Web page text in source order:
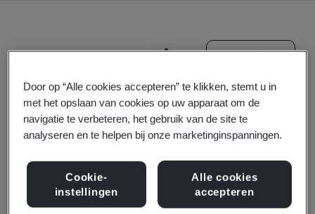
Delen: Upgraden
Genpact India Private Limited
6th Floor, Campus-10
Unit 601 & 602,RMZ-One Paramount
Mount Poonamallee High Road, Porur
Chennai
Door op “Alle cookies accepteren” te klikken, stemt u in
met het opslaan van cookies op uw apparaat om de
navigatie te verbeteren, het gebruik van de site te
analyseren en te helpen bij onze marketinginspanningen.
Cookie-
instellingen
Alle cookies
accepteren